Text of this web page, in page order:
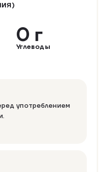
0 г
Углеводы
употреблением